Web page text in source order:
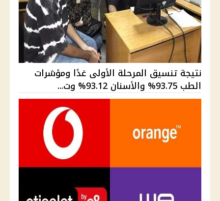
نتيجة تنسيق المرحلة الأولى غدًا ومؤشرات
الطب 93.75% والأسنان 93.12% وت...